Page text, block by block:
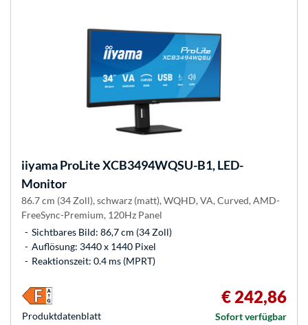
iiyamaProLite XCB3494WQSU-B1, LED-
Monitor
86.7 cm (34 Zoll), schwarz (matt), WQHD, VA, Curved, AMD-
FreeSync-Premium, 120Hz Panel
Sichtbares Bild: 86,7 cm (34 Zoll)
Auflösung: 3440 x 1440 Pixel
Reaktionszeit: 0.4 ms (MPRT)
€ 242,86
Sofort verfügbar
Produkt­datenblatt